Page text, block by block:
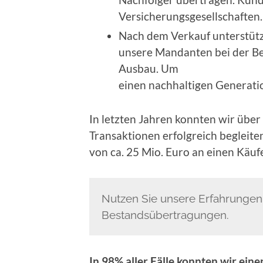
Versicherungsgesellschaften.
Nach dem Verkauf
unsere Mandanten bei der
Ausbau. Um
einen nachhaltigen
In letzten Jahren konnten wir
Transaktionen erfolgreich
von ca. 25 Mio. Euro an einen
Nutzen Sie unsere
Bestandsübertragungen.